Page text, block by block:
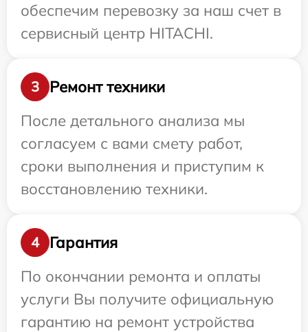
обеспечим перевозку за наш счет в
сервисный центр HITACHI.
3
Ремонт техники
После детального анализа мы
согласуем с вами смету работ,
сроки выполнения и приступим к
восстановлению техники.
4
Гарантия
По окончании ремонта и оплаты
услуги Вы получите официальную
гарантию на ремонт устройства